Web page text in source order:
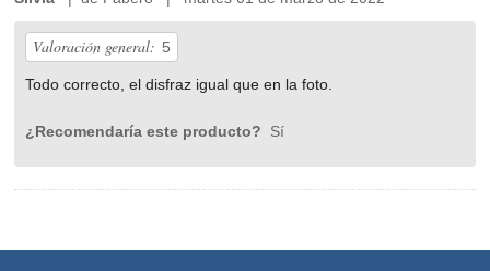
Valoración general: 5
Todo correcto, el disfraz igual que en la foto.
¿Recomendaría este producto? Sí